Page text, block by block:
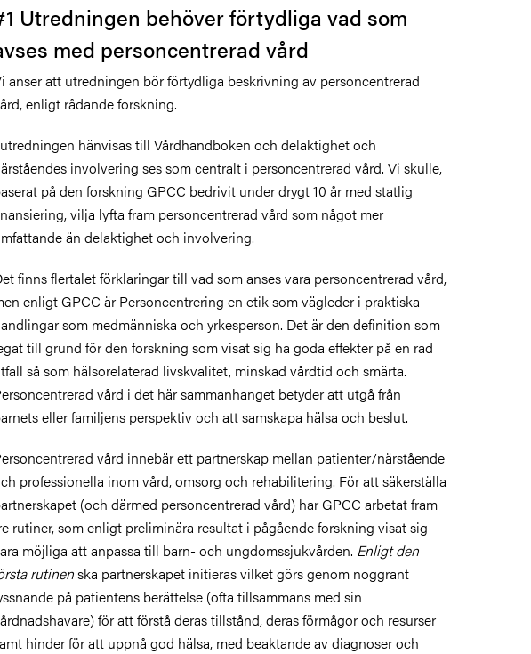
Utredningen behöver förtydliga vad som
med personcentrerad vård
anser att utredningen bör förtydliga beskrivning av personcentrerad
enligt rådande forskning.
hänvisas till Vårdhandboken och delaktighet och
involvering ses som centralt i personcentrerad vård. Vi skulle,
på den forskning GPCC bedrivit under drygt 10 år med statlig
vilja lyfta fram personcentrerad vård som något mer
än delaktighet och involvering.
finns flertalet förklaringar till vad som anses vara personcentrerad vård,
enligt GPCC är Personcentrering en etik som vägleder i praktiska
som medmänniska och yrkesperson. Det är den definition som
till grund för den forskning som visat sig ha goda effekter på en rad
så som hälsorelaterad livskvalitet, minskad vårdtid och smärta.
vård i det här sammanhanget betyder att utgå från
eller familjens perspektiv och att samskapa hälsa och beslut.
vård innebär ett partnerskap mellan patienter/närstående
professionella inom vård, omsorg och rehabilitering. För att säkerställa
(och därmed personcentrerad vård) har GPCC arbetat fram
rutiner, som enligt preliminära resultat i pågående forskning visat sig
möjliga att anpassa till barn- och ungdomssjukvården. Enligt den
rutinenska partnerskapet initieras vilket görs genom noggrant
på patientens berättelse (ofta tillsammans med sin
för att förstå deras tillstånd, deras förmågor och resurser
hinder för att uppnå god hälsa, med beaktande av diagnoser och